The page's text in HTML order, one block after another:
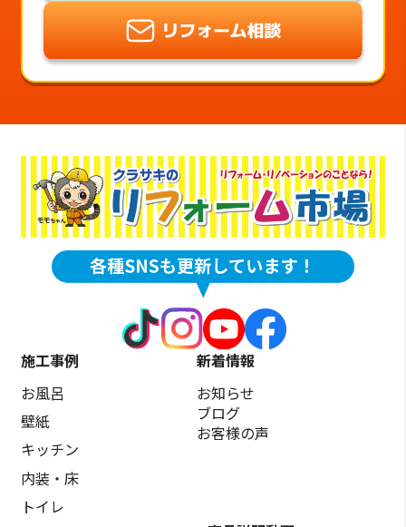
施工事例
お風呂
壁紙
キッチン
内装・床
トイレ
新着情報
お知らせ
ブログ
お客様の声